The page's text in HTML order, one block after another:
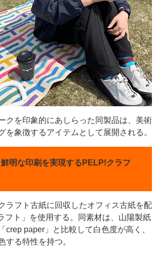
クを印象的にあしらった同製品は、美術
を象徴するアイテムとして展開される。
明な印刷を実現するPELP!クラフ
ラフト古紙に回収したオフィス古紙を配
フト」を使用する。同素材は、山陽製紙
crep paper」と比較して白色度が高く、
する特性を持つ。